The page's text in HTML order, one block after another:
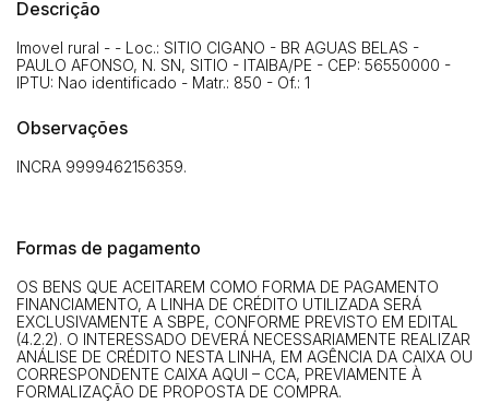
Descrição
Imovel rural - - Loc.: SITIO CIGANO - BR AGUAS BELAS -
PAULO AFONSO, N. SN, SITIO - ITAIBA/PE - CEP: 56550000 -
IPTU: Nao identificado - Matr.: 850 - Of.: 1
Observações
INCRA 9999462156359.
Formas de pagamento
OS BENS QUE ACEITAREM COMO FORMA DE PAGAMENTO
FINANCIAMENTO, A LINHA DE CRÉDITO UTILIZADA SERÁ
EXCLUSIVAMENTE A SBPE, CONFORME PREVISTO EM EDITAL
(4.2.2). O INTERESSADO DEVERÁ NECESSARIAMENTE REALIZAR
ANÁLISE DE CRÉDITO NESTA LINHA, EM AGÊNCIA DA CAIXA OU
CORRESPONDENTE CAIXA AQUI – CCA, PREVIAMENTE À
FORMALIZAÇÃO DE PROPOSTA DE COMPRA.